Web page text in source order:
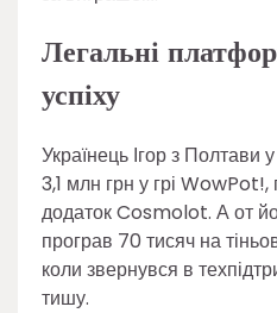
Легальні
успіху
Українець Ігор з Полтави
3,1 млн грн у грі
додаток Cosmolot. А от
програв 70 тисяч на
коли звернувся в
тишу.